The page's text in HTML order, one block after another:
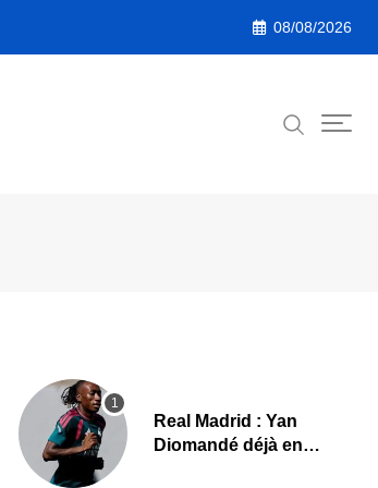
08/08/2026
Real Madrid : Yan
Diomandé déjà en